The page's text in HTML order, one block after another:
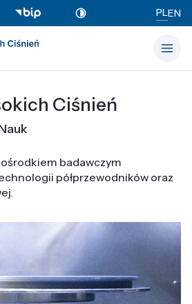
PLEN
Ciśnień
badawczym
półprzewodników oraz